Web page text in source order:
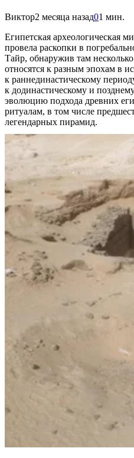
Виктор2 месяца назад01 мин.
Египетская археологическая
провела раскопки в
Тайр, обнаружив там
относятся к разным эпохам в
к раннединастическому
к додинастическому и
эволюцию подхода древних
ритуалам, в том числе
легендарных пирамид.